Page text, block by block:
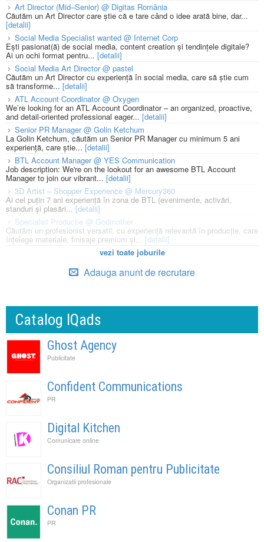
Art Director (Mid–Senior) @ Digitas România
Căutăm un Art Director care știe că e tare când o idee arată bine, dar...
[detalii]
Social Media Specialist wanted @ Internet Corp
Ești pasionat(ă) de social media, content creation și tendințele digitale?
Ai un ochi format pentru... [detalii]
Social Media Art Director @ pastel
Căutăm un Art Director cu experiență în social media, care să știe cum
să transforme... [detalii]
ATL Account Coordinator @ Oxygen
We’re looking for an ATL Account Coordinator – an organized, proactive,
and detail-oriented professional eager... [detalii]
Senior PR Manager @ Golin Ketchum
La Golin Ketchum, căutăm un Senior PR Manager cu minimum 5 ani
experiență, care știe... [detalii]
BTL Account Manager @ YES Communication
Job description: We're on the lookout for an awesome BTL Account
Manager to join our vibrant... [detalii]
3D Artist – Shopper Experience @ Mercury360
Ai cel puțin 7 ani experiență în zona de BTL (evenimente, activări,
standuri și plasări... [detalii]
Specialist Productie @ Godmother
Căutăm un profesionist versatil, cu experiență relevantă în producție, care
înțelege materiale, finisaje premium și... [detalii]
vezi toate joburile
Adauga anunt de recrutare
Catalog IQads
Ghost Agency
Publicitate
Confident Communications
PR
Digital Kitchen
Comunicare online
Consiliul Roman pentru Publicitate
Organizatii profesionale
Conan PR
PR